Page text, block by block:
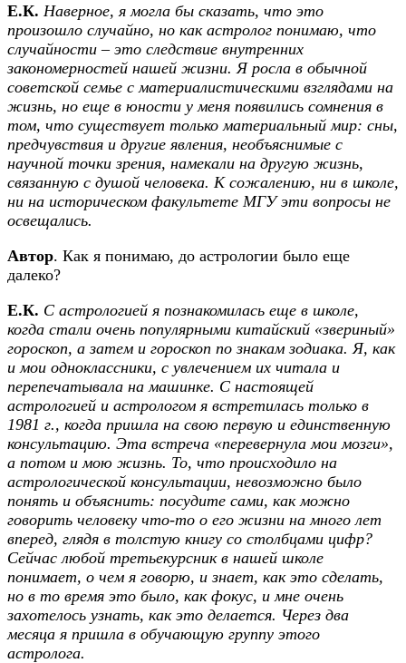
Е.К. Наверное, я могла бы сказать, что это
произошло случайно, но как астролог понимаю, что
случайности – это следствие внутренних
закономерностей нашей жизни. Я росла в обычной
советской семье с материалистическими взглядами на
жизнь, но еще в юности у меня появились сомнения в
том, что существует только материальный мир: сны,
предчувствия и другие явления, необъяснимые с
научной точки зрения, намекали на другую жизнь,
связанную с душой человека. К сожалению, ни в школе,
ни на историческом факультете МГУ эти вопросы не
освещались.
Автор. Как я понимаю, до астрологии было еще
далеко?
Е.К. C астрологией я познакомилась еще в школе,
когда стали очень популярными китайский «звериный»
гороскоп, а затем и гороскоп по знакам зодиака. Я, как
и мои одноклассники, с увлечением их читала и
перепечатывала на машинке. С настоящей
астрологией и астрологом я встретилась только в
1981 г., когда пришла на свою первую и единственную
консультацию. Эта встреча «перевернула мои мозги»,
а потом и мою жизнь. То, что происходило на
астрологической консультации, невозможно было
понять и объяснить: посудите сами, как можно
говорить человеку что-то о его жизни на много лет
вперед, глядя в толстую книгу со столбцами цифр?
Сейчас любой третьекурсник в нашей школе
понимает, о чем я говорю, и знает, как это сделать,
но в то время это было, как фокус, и мне очень
захотелось узнать, как это делается. Через два
месяца я пришла в обучающую группу этого
астролога.